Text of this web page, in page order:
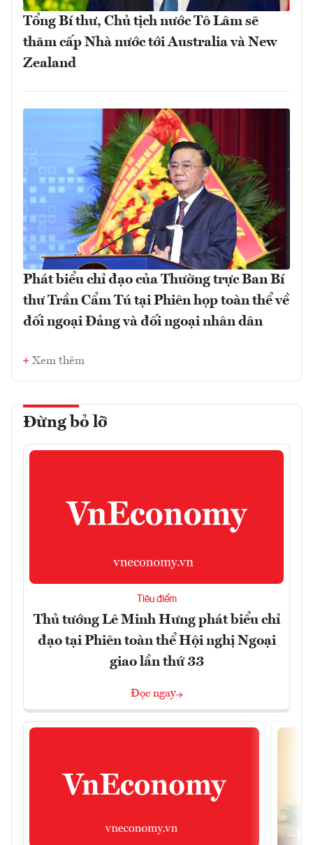
Tổng Bí thư, Chủ tịch nước Tô Lâm sẽ
thăm cấp Nhà nước tới Australia và New
Zealand
Phát biểu chỉ đạo của Thường trực Ban Bí
thư Trần Cẩm Tú tại Phiên họp toàn thể về
đối ngoại Đảng và đối ngoại nhân dân
Xem thêm
Đừng bỏ lỡ
Tiêu điểm
Thủ tướng Lê Minh Hưng phát biểu chỉ
đạo tại Phiên toàn thể Hội nghị Ngoại
giao lần thứ 33
Đọc ngay